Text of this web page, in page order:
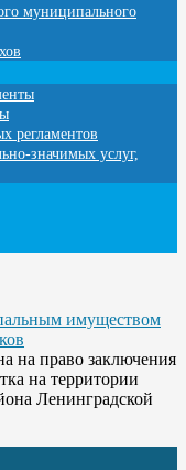
муниципального
регламентов
значимых услуг,
имуществом
на право заключения
на территории
Ленинградской